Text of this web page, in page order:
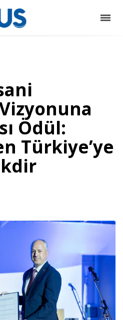
Ödül:
Türkiye’ye